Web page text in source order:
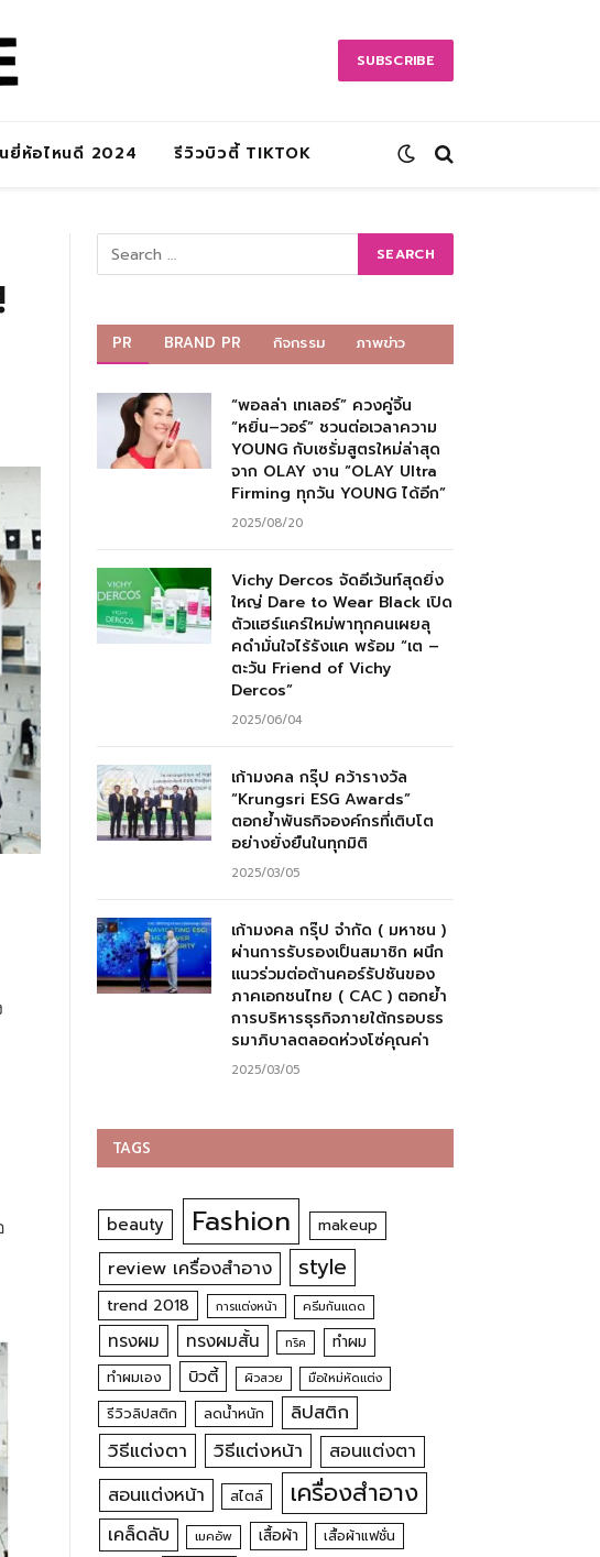
SUBSCRIBE
ยี่ห้อไหนดี 2024 รีวิวบิวตี้ TIKTOK
PR BRAND PR กิจกรรม ภาพข่าว
“พอลล่า เทเลอร์” ควงคู่จิ้น
“หยิ่น–วอร์” ชวนต่อเวลาความ
YOUNG กับเซรั่มสูตรใหม่ล่าสุด
จาก OLAY งาน “OLAY Ultra
Firming ทุกวัน YOUNG ได้อีก”
2025/08/20
Vichy Dercos จัดอีเว้นท์สุดยิ่ง
ใหญ่ Dare to Wear Black เปิด
ตัวแฮร์แคร์ใหม่พาทุกคนเผยลุ
คดำมั่นใจไร้รังแค พร้อม “เต –
ตะวัน Friend of Vichy
Dercos”
2025/06/04
เก้ามงคล กรุ๊ป คว้ารางวัล
“Krungsri ESG Awards”
ตอกย้ำพันธกิจองค์กรที่เติบโต
อย่างยั่งยืนในทุกมิติ
2025/03/05
เก้ามงคล กรุ๊ป จำกัด ( มหาชน )
ผ่านการรับรองเป็นสมาชิก ผนึก
แนวร่วมต่อต้านคอร์รัปชันของ
ภาคเอกชนไทย ( CAC ) ตอกย้ำ
การบริหารธุรกิจภายใต้กรอบธร
รมาภิบาลตลอดห่วงโซ่คุณค่า
2025/03/05
TAGS
beauty Fashion makeup
review เครื่องสำอาง style
trend 2018 การแต่งหน้า ครีมกันแดด
ทรงผม ทรงผมสั้น ทริค ทำผม
ทำผมเอง บิวตี้ ผิวสวย มือใหม่หัดแต่ง
รีวิวลิปสติก ลดน้ำหนัก ลิปสติก
วิธีแต่งตา วิธีแต่งหน้า สอนแต่งตา
สอนแต่งหน้า สไตล์ เครื่องสำอาง
เคล็ดลับ เมคอัพ เสื้อผ้า เสื้อผ้าแฟชั่น